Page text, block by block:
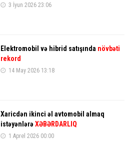
3 İyun 2026 23:06
Elektromobil və hibrid satışında növbəti
rekord
14 May 2026 13:18
Xaricdən ikinci əl avtomobil almaq
istəyənlərə XƏBƏRDARLIQ
1 Aprel 2026 00:00